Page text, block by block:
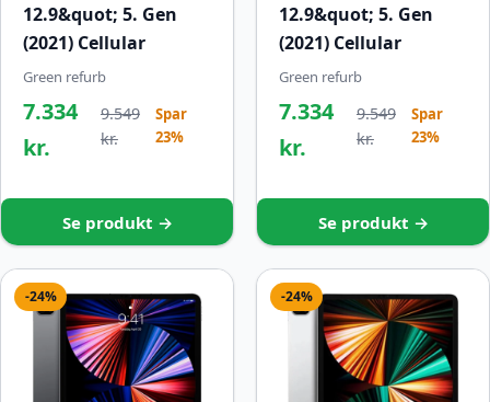
12.9&quot; 5. Gen
(2021) Cellular
Green refurb
7.334
kr.
9.549
kr.
Spar
23%
Se produkt →
12.9&quot; 5. Gen
(2021) Cellular
Green refurb
7.334
kr.
9.549
kr.
Spar
23%
Se produkt →
-24% -24%